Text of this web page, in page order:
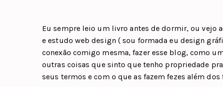
Eu sempre leio um livro antes de dormir, ou vejo
e estudo web design ( sou formada eu design
conexão comigo mesma, fazer esse blog, como
outras coisas que sinto que tenho propriedade
seus termos e com o que as fazem fezes além